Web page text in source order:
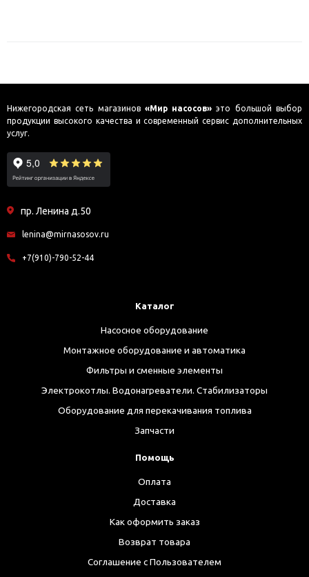
Нижегородская сеть магазинов «Мир насосов» это большой выбор
продукции высокого качества и современный сервис дополнительных
услуг.
пр. Ленина д.50
lenina@mirnasosov.ru
+7(910)-790-52-44
Каталог
Насосное оборудование
Монтажное оборудование и автоматика
Фильтры и сменные элементы
Электрокотлы. Водонагреватели. Стабилизаторы
Оборудование для перекачивания топлива
Запчасти
Помощь
Оплата
Доставка
Как оформить заказ
Возврат товара
Соглашение с Пользователем